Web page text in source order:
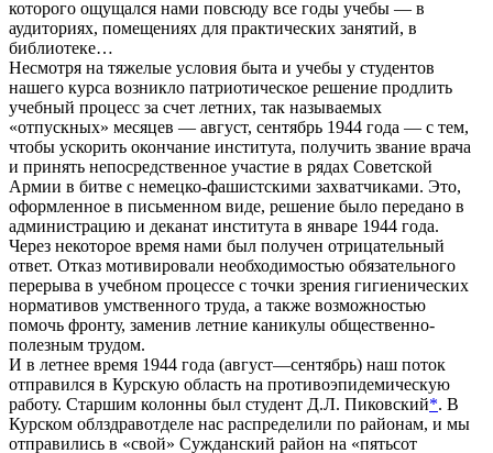
которого ощущался нами повсюду все годы учебы — в
аудиториях, помещениях для практических занятий, в
библиотеке…
Несмотря на тяжелые условия быта и учебы у студентов
нашего курса возникло патриотическое решение продлить
учебный процесс за счет летних, так называемых
«отпускных» месяцев — август, сентябрь 1944 года — с тем,
чтобы ускорить окончание института, получить звание врача
и принять непосредственное участие в рядах Советской
Армии в битве с немецко-фашистскими захватчиками. Это,
оформленное в письменном виде, решение было передано в
администрацию и деканат института в январе 1944 года.
Через некоторое время нами был получен отрицательный
ответ. Отказ мотивировали необходимостью обязательного
перерыва в учебном процессе с точки зрения гигиенических
нормативов умственного труда, а также возможностью
помочь фронту, заменив летние каникулы общественно-
полезным трудом.
И в летнее время 1944 года (август—сентябрь) наш поток
отправился в Курскую область на противоэпидемическую
работу. Старшим колонны был студент Д.Л. Пиковский*. В
Курском облздравотделе нас распределили по районам, и мы
отправились в «свой» Сужданский район на «пятьсот